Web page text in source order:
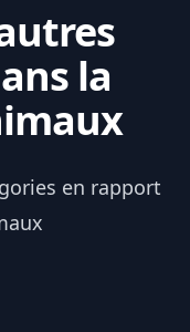
la
en rapport